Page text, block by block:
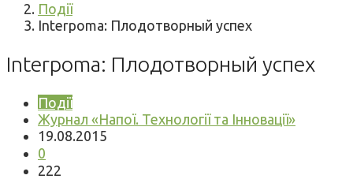
Події
Interpoma: Плодотворный успех
Interpoma: Плодотворный успех
Події
Журнал «Напої. Технології та Інновації»
19.08.2015
0
222